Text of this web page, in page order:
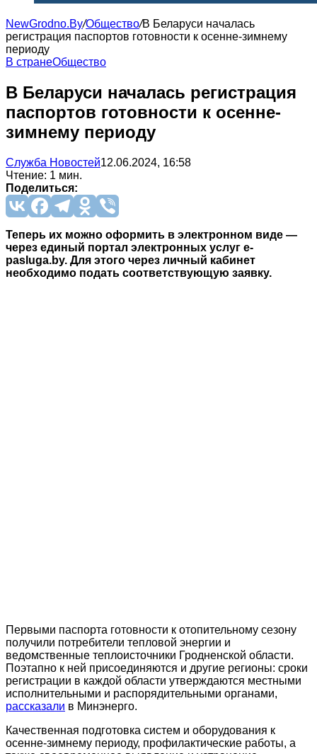
NewGrodno.By/Общество/​​В Беларуси началась
регистрация паспортов готовности к осенне-зимнему
периоду
В странеОбщество
​​В Беларуси началась регистрация
паспортов готовности к осенне-
зимнему периоду
Служба Новостей12.06.2024, 16:58
Чтение: 1 мин.
Поделиться:
Теперь их можно оформить в электронном виде —
через единый портал электронных услуг e-
pasluga.by. Для этого через личный кабинет
необходимо подать соответствующую заявку.
Первыми паспорта готовности к отопительному сезону
получили потребители тепловой энергии и
ведомственные теплоисточники Гродненской области.
Поэтапно к ней присоединяются и другие регионы: сроки
регистрации в каждой области утверждаются местными
исполнительными и распорядительными органами,
рассказали в Минэнерго.
Качественная подготовка систем и оборудования к
осенне-зимнему периоду, профилактические работы, а